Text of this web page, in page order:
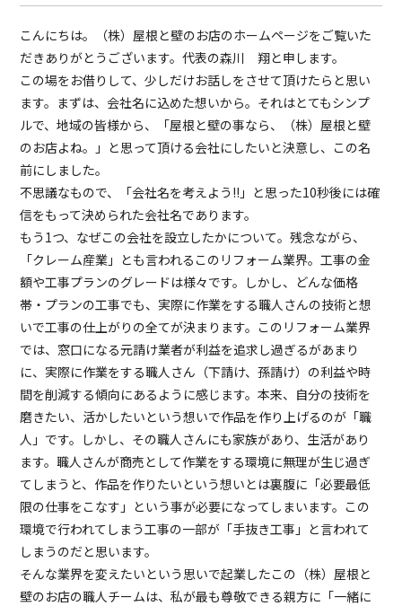
こんにちは。（株）屋根と壁のお店のホームページをご覧いた
だきありがとうございます。代表の森川 翔と申します。
この場をお借りして、少しだけお話しをさせて頂けたらと思い
ます。まずは、会社名に込めた想いから。それはとてもシンプ
ルで、地域の皆様から、「屋根と壁の事なら、（株）屋根と壁
のお店よね。」と思って頂ける会社にしたいと決意し、この名
前にしました。
不思議なもので、「会社名を考えよう!!」と思った10秒後には確
信をもって決められた会社名であります。
もう1つ、なぜこの会社を設立したかについて。残念ながら、
「クレーム産業」とも言われるこのリフォーム業界。工事の金
額や工事プランのグレードは様々です。しかし、どんな価格
帯・プランの工事でも、実際に作業をする職人さんの技術と想
いで工事の仕上がりの全てが決まります。このリフォーム業界
では、窓口になる元請け業者が利益を追求し過ぎるがあまり
に、実際に作業をする職人さん（下請け、孫請け）の利益や時
間を削減する傾向にあるように感じます。本来、自分の技術を
磨きたい、活かしたいという想いで作品を作り上げるのが「職
人」です。しかし、その職人さんにも家族があり、生活があり
ます。職人さんが商売として作業をする環境に無理が生じ過ぎ
てしまうと、作品を作りたいという想いとは裏腹に「必要最低
限の仕事をこなす」という事が必要になってしまいます。この
環境で行われてしまう工事の一部が「手抜き工事」と言われて
しまうのだと思います。
そんな業界を変えたいという思いで起業したこの（株）屋根と
壁のお店の職人チームは、私が最も尊敬できる親方に「一緒に